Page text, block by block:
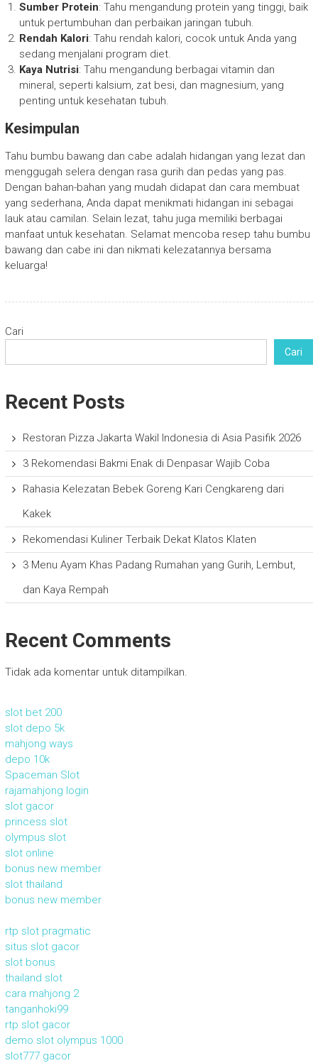
Sumber Protein: Tahu mengandung protein yang tinggi, baik
untuk pertumbuhan dan perbaikan jaringan tubuh.
Rendah Kalori: Tahu rendah kalori, cocok untuk Anda yang
sedang menjalani program diet.
Kaya Nutrisi: Tahu mengandung berbagai vitamin dan
mineral, seperti kalsium, zat besi, dan magnesium, yang
penting untuk kesehatan tubuh.
Kesimpulan
Tahu bumbu bawang dan cabe adalah hidangan yang lezat dan
menggugah selera dengan rasa gurih dan pedas yang pas.
Dengan bahan-bahan yang mudah didapat dan cara membuat
yang sederhana, Anda dapat menikmati hidangan ini sebagai
lauk atau camilan. Selain lezat, tahu juga memiliki berbagai
manfaat untuk kesehatan. Selamat mencoba resep tahu bumbu
bawang dan cabe ini dan nikmati kelezatannya bersama
keluarga!
Cari
Cari
Recent Posts
Restoran Pizza Jakarta Wakil Indonesia di Asia Pasifik 2026
3 Rekomendasi Bakmi Enak di Denpasar Wajib Coba
Rahasia Kelezatan Bebek Goreng Kari Cengkareng dari
Kakek
Rekomendasi Kuliner Terbaik Dekat Klatos Klaten
3 Menu Ayam Khas Padang Rumahan yang Gurih, Lembut,
dan Kaya Rempah
Recent Comments
Tidak ada komentar untuk ditampilkan.
slot bet 200
slot depo 5k
mahjong ways
depo 10k
Spaceman Slot
rajamahjong login
slot gacor
princess slot
olympus slot
slot online
bonus new member
slot thailand
bonus new member
rtp slot pragmatic
situs slot gacor
slot bonus
thailand slot
cara mahjong 2
tanganhoki99
rtp slot gacor
demo slot olympus 1000
slot777 gacor